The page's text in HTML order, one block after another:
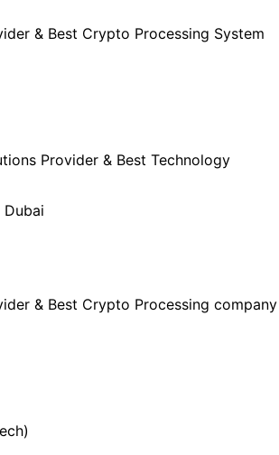
& Best Crypto Processing System
Provider & Best Technology
Dubai
& Best Crypto Processing company